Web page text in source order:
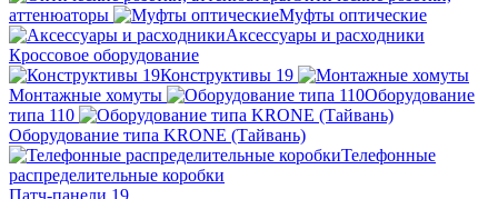
аттенюаторы
Муфты оптические
Аксессуары и расходники
Кроссовое оборудование
Конструктивы 19
Монтажные хомуты
Оборудование
типа 110
Оборудование типа KRONE (Тайвань)
Телефонные
распределительные коробки
Патч-панели 19